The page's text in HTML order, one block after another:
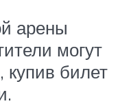
арены
могут
купив билет